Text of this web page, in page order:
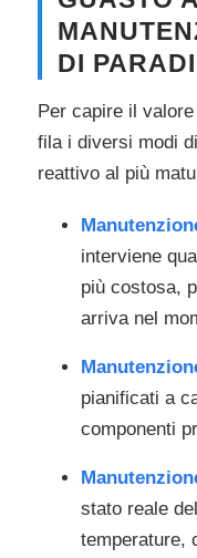
DI
Per capire il
fila i diversi modi
reattivo al più
interviene
più costosa,
arriva nel
pianificati a
componenti
stato reale
temperature,